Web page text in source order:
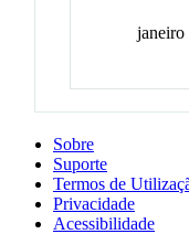
janeiro
Sobre
Suporte
Termos de
Privacidade
Acessibilidade